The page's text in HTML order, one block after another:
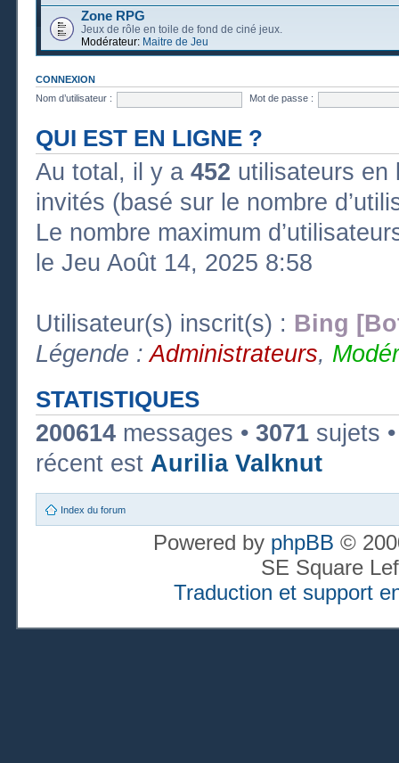
Zone RPG
Jeux de rôle en toile de fond de ciné jeux.
Modérateur: Maitre de Jeu
CONNEXION
Nom d’utilisateur :
Mot de passe :
QUI EST EN LIGNE ?
Au total, il y a 452 utilisateurs en
invités (basé sur le nombre
Le nombre maximum
le Jeu Août 14, 2025 8:58
Utilisateur(s) inscrit(s) : Bing
Légende :Administrateurs,
STATISTIQUES
200614 messages • 3071 sujets
récent est Aurilia Valknut
Index du forum
Powered by phpBB ©
SE Square
Traduction et support